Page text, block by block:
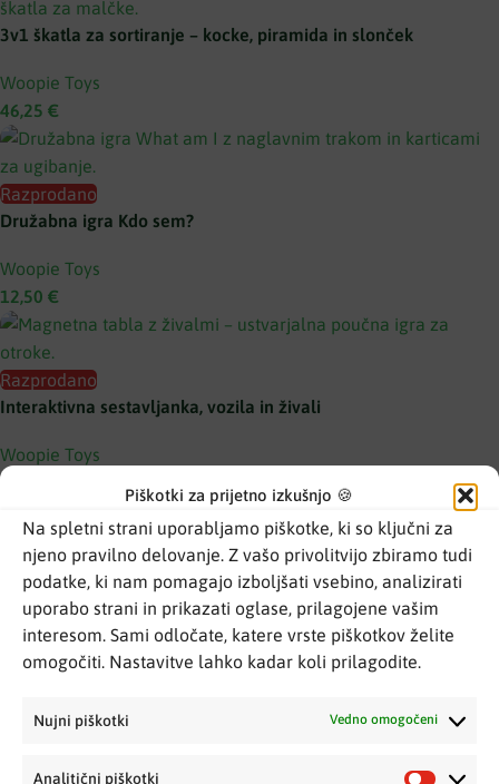
Piškotki za prijetno izkušnjo 🍪
Na spletni strani uporabljamo piškotke, ki so ključni za
njeno pravilno delovanje. Z vašo privolitvijo zbiramo tudi
podatke, ki nam pomagajo izboljšati vsebino, analizirati
uporabo strani in prikazati oglase, prilagojene vašim
interesom. Sami odločate, katere vrste piškotkov želite
omogočiti. Nastavitve lahko kadar koli prilagodite.
Nujni piškotki Vedno omogočeni
Analitični piškotki
3v1 škatla za sortiranje – kocke, piramida in slonček
Woopie Toys
46,25 €
Razprodano
Družabna igra Kdo sem?
Woopie Toys
12,50 €
Razprodano
Interaktivna sestavljanka, vozila in živali
Woopie Toys
18,20
Razprodano
Interaktivni bik, plišasta igrača s svetlobnimi in zvočnimi efekti
Woopie Toys
16,90€
Razprodano